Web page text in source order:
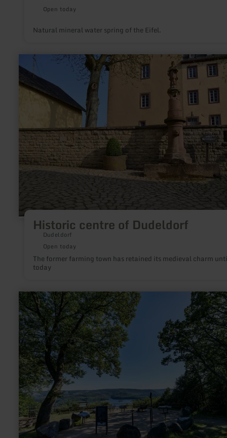
Open today
Natural mineral water spring of the Eifel.
Historic centre of Dudeldorf
Dudeldorf
Open today
The former farming town has retained its medieval charm
today
learn
more
about:
Historic
centre
learn
more
about:
SternenBlick:
Nideggen
"Nachtnatur"